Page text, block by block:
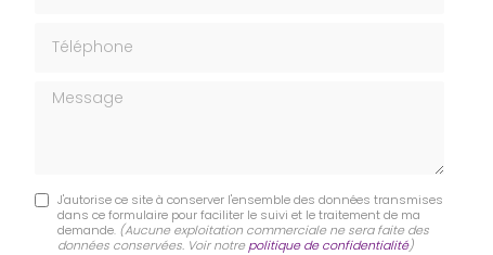
Message
J'autorise ce site à conserver l'ensemble des données transmises
dans ce formulaire pour faciliter le suivi et le traitement de ma
demande. (Aucune exploitation commerciale ne sera faite des
données conservées. Voir notre politique de confidentialité)